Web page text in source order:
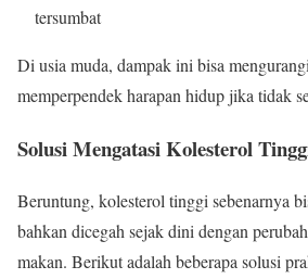
tersumbat
Di usia muda, dampak ini bisa
memperpendek harapan hidup jika tidak
Solusi Mengatasi Kolesterol
Beruntung, kolesterol tinggi sebenarnya
bahkan dicegah sejak dini dengan
makan. Berikut adalah beberapa solusi